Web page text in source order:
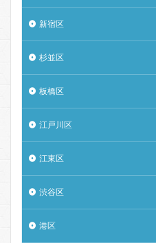
新宿区
杉並区
板橋区
江戸川区
江東区
渋谷区
港区